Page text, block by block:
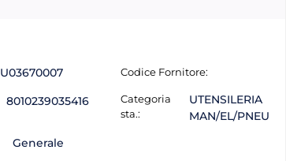
U03670007
8010239035416
Generale
Codice Fornitore:
Categoria
sta.:
UTENSILERIA
MAN/EL/PNEU